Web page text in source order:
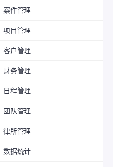
案件管理
项目管理
客户管理
财务管理
日程管理
团队管理
律所管理
数据统计